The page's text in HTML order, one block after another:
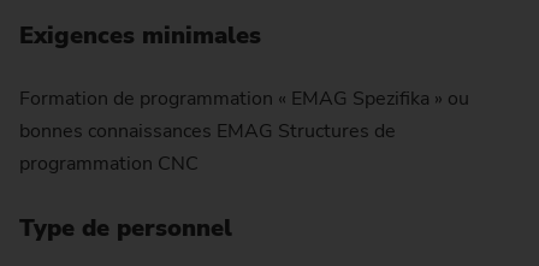
Exigences minimales
Formation de programmation « EMAG Spezifika » ou
bonnes connaissances EMAG Structures de
programmation CNC
Type de personnel